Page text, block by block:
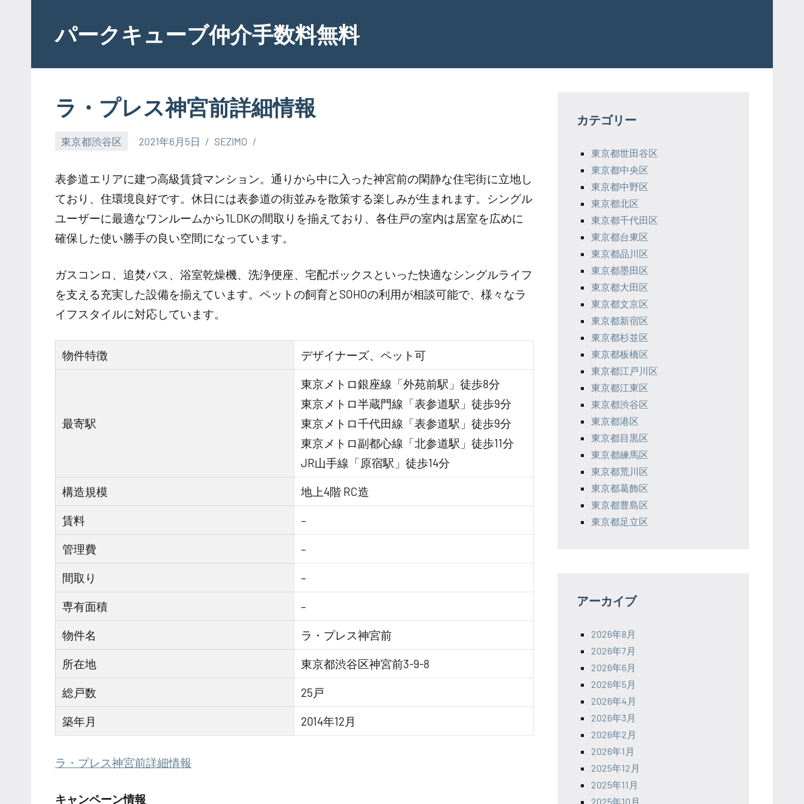
contentパークキューブ仲介手数料無料
ラ・プレス神宮前詳細情報
東京都渋谷区 2021年6月5日 SEZIMO
表参道エリアに建つ高級賃貸マンション。通りから中に入った神宮前の閑静な住宅街に立地し
ており、住環境良好です。休日には表参道の街並みを散策する楽しみが生まれます。シングル
ユーザーに最適なワンルームから1LDKの間取りを揃えており、各住戸の室内は居室を広めに
確保した使い勝手の良い空間になっています。
ガスコンロ、追焚バス、浴室乾燥機、洗浄便座、宅配ボックスといった快適なシングルライフ
を支える充実した設備を揃えています。ペットの飼育とSOHOの利用が相談可能で、様々なラ
イフスタイルに対応しています。
物件特徴 デザイナーズ、ペット可
最寄駅
東京メトロ銀座線「外苑前駅」徒歩8分
東京メトロ半蔵門線「表参道駅」徒歩9分
東京メトロ千代田線「表参道駅」徒歩9分
東京メトロ副都心線「北参道駅」徒歩11分
JR山手線「原宿駅」徒歩14分
構造規模 地上4階 RC造
賃料 –
管理費 –
間取り –
専有面積 –
物件名 ラ・プレス神宮前
所在地 東京都渋谷区神宮前3-9-8
総戸数 25戸
築年月 2014年12月
ラ・プレス神宮前詳細情報
キャンペーン情報
カテゴリー
東京都世田谷区
東京都中央区
東京都中野区
東京都北区
東京都千代田区
東京都台東区
東京都品川区
東京都墨田区
東京都大田区
東京都文京区
東京都新宿区
東京都杉並区
東京都板橋区
東京都江戸川区
東京都江東区
東京都渋谷区
東京都港区
東京都目黒区
東京都練馬区
東京都荒川区
東京都葛飾区
東京都豊島区
東京都足立区
アーカイブ
2026年8月
2026年7月
2026年6月
2026年5月
2026年4月
2026年3月
2026年2月
2026年1月
2025年12月
2025年11月
2025年10月